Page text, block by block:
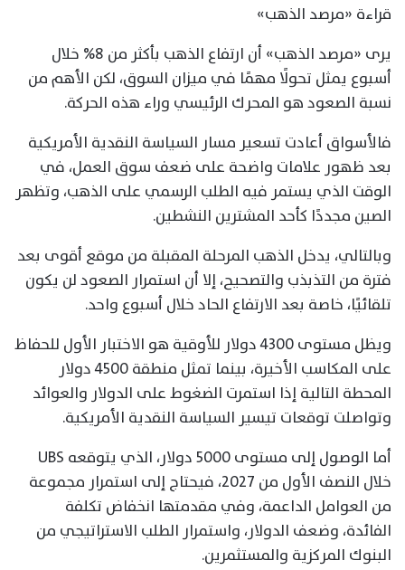
قراءة «مرصد الذهب»
يرى «مرصد الذهب» أن ارتفاع الذهب بأكثر من 8% خلال
أسبوع يمثل تحولًا مهمًا في ميزان السوق، لكن الأهم من
نسبة الصعود هو المحرك الرئيسي وراء هذه الحركة.
فالأسواق أعادت تسعير مسار السياسة النقدية الأمريكية
بعد ظهور علامات واضحة على ضعف سوق العمل، في
الوقت الذي يستمر فيه الطلب الرسمي على الذهب، وتظهر
الصين مجددًا كأحد المشترين النشطين.
وبالتالي، يدخل الذهب المرحلة المقبلة من موقع أقوى بعد
فترة من التذبذب والتصحيح، إلا أن استمرار الصعود لن يكون
تلقائيًا، خاصة بعد الارتفاع الحاد خلال أسبوع واحد.
ويظل مستوى 4300 دولار للأوقية هو الاختبار الأول للحفاظ
على المكاسب الأخيرة، بينما تمثل منطقة 4500 دولار
المحطة التالية إذا استمرت الضغوط على الدولار والعوائد
وتواصلت توقعات تيسير السياسة النقدية الأمريكية.
أما الوصول إلى مستوى 5000 دولار، الذي يتوقعه UBS
خلال النصف الأول من 2027، فيحتاج إلى استمرار مجموعة
من العوامل الداعمة، وفي مقدمتها انخفاض تكلفة
الفائدة، وضعف الدولار، واستمرار الطلب الاستراتيجي من
البنوك المركزية والمستثمرين.